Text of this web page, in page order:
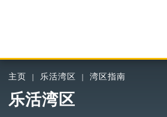
主页 乐活湾区 湾区指南
乐活湾区